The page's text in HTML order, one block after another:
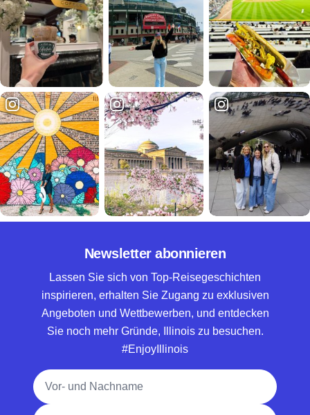
Newsletter abonnieren
Lassen Sie sich von Top-Reisegeschichten
inspirieren, erhalten Sie Zugang zu exklusiven
Angeboten und Wettbewerben, und entdecken
Sie noch mehr Gründe, Illinois zu besuchen.
#EnjoyIllinois
Vollständiger Name
E-Mail-Adresse